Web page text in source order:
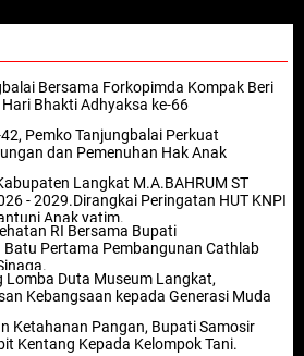
Bersama Forkopimda Kompak Beri
Bhakti Adhyaksa ke-66
Pemko Tanjungbalai Perkuat
dan Pemenuhan Hak Anak
Langkat M.A.BAHRUM ST
- 2029.Dirangkai Peringatan HUT KNPI
Anak yatim.
RI Bersama Bupati
Batu Pertama Pembangunan Cathlab
Lomba Duta Museum Langkat,
Kebangsaan kepada Generasi Muda
Ketahanan Pangan, Bupati Samosir
Kentang Kepada Kelompok Tani.